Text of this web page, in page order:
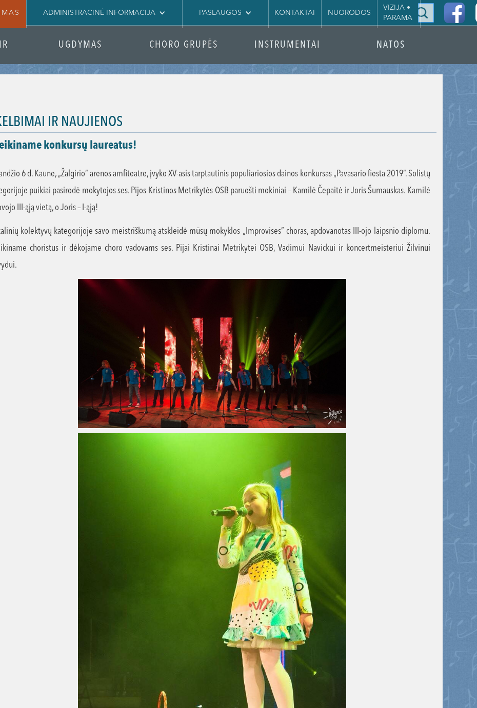
ADMINISTRACINĖ INFORMACIJA PASLAUGOS KONTAKTAI NUORODOS
VIZIJA •
PARAMA
|
UGDYMAS CHORO GRUPĖS INSTRUMENTAI NATOS
IR NAUJIENOS
konkursų laureatus!
6 d. Kaune, „Žalgirio” arenos amfiteatre, įvyko XV-asis tarptautinis populiariosios dainos konkursas „Pavasario fiesta 2019”. Solistų
puikiai pasirodė mokytojos ses. Pijos Kristinos Metrikytės OSB paruošti mokiniai – Kamilė Čepaitė ir Joris Šumauskas. Kamilė
III-ąją vietą, o Joris – I-ąją!
kolektyvų kategorijoje savo meistriškumą atskleidė mūsų mokyklos „Improvises” choras, apdovanotas III-ojo laipsnio diplomu.
choristus ir dėkojame choro vadovams ses. Pijai Kristinai Metrikytei OSB, Vadimui Navickui ir koncertmeisteriui Žilvinui